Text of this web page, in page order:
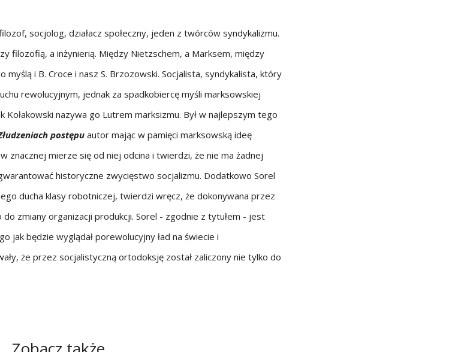
socjolog, działacz społeczny, jeden z twórców syndykalizmu.
filozofią, a inżynierią. Między Nietzschem, a Marksem, między
i B. Croce i nasz S. Brzozowski. Socjalista, syndykalista, który
rewolucyjnym, jednak za spadkobiercę myśli marksowskiej
Kołakowski nazywa go Lutrem marksizmu. Był w najlepszym tego
postępuautor mając w pamięci marksowską ideę
znacznej mierze się od niej odcina i twierdzi, że nie ma żadnej
historyczne zwycięstwo socjalizmu. Dodatkowo Sorel
ducha klasy robotniczej, twierdzi wręcz, że dokonywana przez
zmiany organizacji produkcji. Sorel - zgodnie z tytułem - jest
jak będzie wyglądał porewolucyjny ład na świecie i
że przez socjalistyczną ortodoksję został zaliczony nie tylko do